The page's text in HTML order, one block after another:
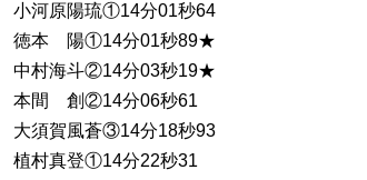
小河原陽琉①14分01秒64
徳本 陽①14分01秒89★
中村海斗②14分03秒19★
本間 創②14分06秒61
大須賀風蒼③14分18秒93
植村真登①14分22秒31